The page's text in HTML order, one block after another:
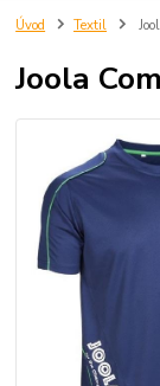
Úvod Textil
Joola